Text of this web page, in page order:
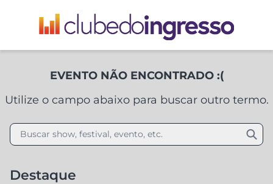
EVENTO NÃO ENCONTRADO :(
Utilize o campo abaixo para buscar outro termo.
Buscar show, festival, evento, etc.
Destaque